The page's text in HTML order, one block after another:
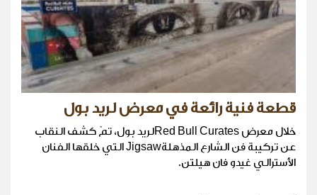
قطعة فنية رائعة في معرض لريد بول
خلال معرض Red Bull Curatesلريد بول، تمّ كشف النقاب
عن تركيبة فن الشارع المذهلةJigsaw التي خلقها الفنان
الأسترالي غيدو فان هيلتن.